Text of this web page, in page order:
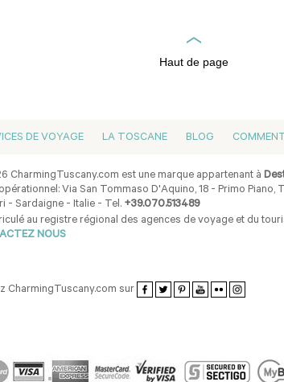
Haut de page
DE VOYAGE LA TOSCANE BLOG
CharmingTuscany.com est une marque appartenant à
Via San Tommaso D'Aquino, 18 - Primo Piano,
- Sardaigne - Italie - Tel. +39.070.513489
au registre régional des agences de voyage et du
NOUS
CharmingTuscany.com sur